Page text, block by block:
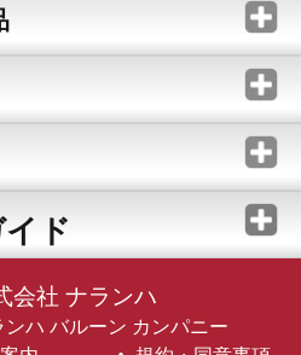
ド
会社 ナランハ
ンハ バルーン カンパニー